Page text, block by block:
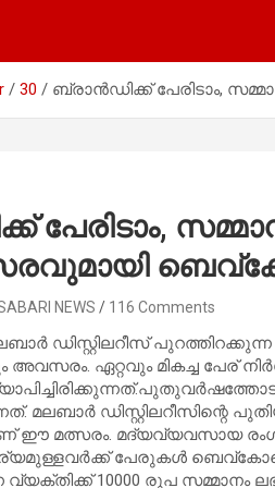
30 ബ്രാൻഡിക്ക് പേരിടാം,
പേരിടാം,
NEWS 116 Comments
ഡിസ്റ്റിലറീസ്
ഏറ്റവും മികച്ച പേര്
മലബാർ
ഈ മത്സരം. മദ്യവ്യവസായ
പേരുകൾ ബെവ്‌കോയെ
വ്യക്തിക്ക് 10000 രുപ